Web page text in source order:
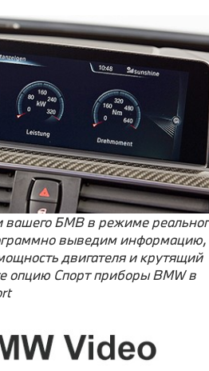
БМВ в режиме
выведим информацию,
двигателя и крутящий
опцию Спорт приборы BMW в